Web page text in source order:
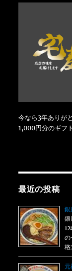
今なら3年ありが
1,000円分のギフ
最近の投稿
銀
銀
の
元